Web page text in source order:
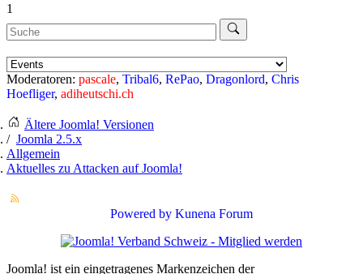
1
Moderatoren: pascale, Tribal6, RePao, Dragonlord, Chris
Hoefliger, adiheutschi.ch
Ältere Joomla! Versionen
Joomla 2.5.x
Allgemein
Aktuelles zu Attacken auf Joomla!
Powered by Kunena Forum
Joomla! ist ein eingetragenes Markenzeichen der